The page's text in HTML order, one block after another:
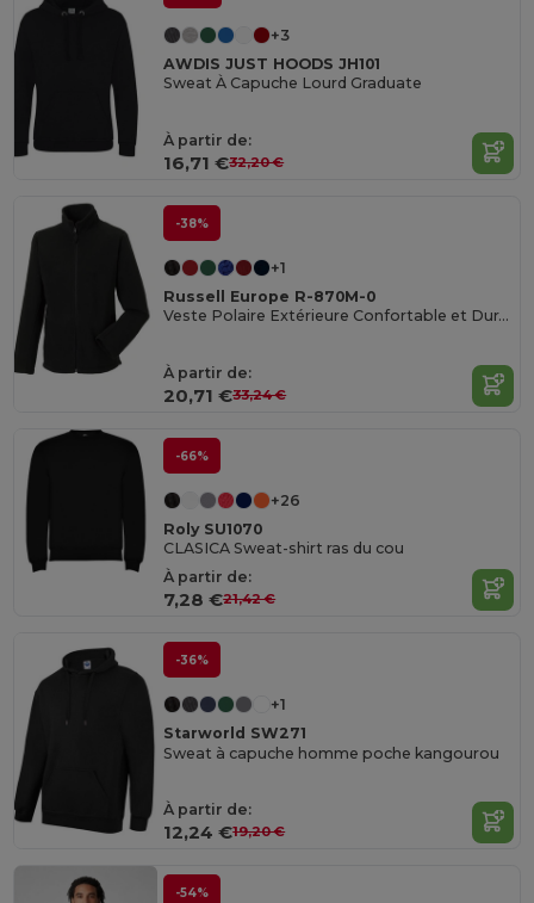
+3
AWDIS JUST HOODS JH101
Sweat À Capuche Lourd Graduate
À partir de:
16,71 €32,20 €
-38%
+1
Russell Europe R-870M-0
Veste Polaire Extérieure Confortable et Durable
À partir de:
20,71 €33,24 €
-66%
+26
Roly SU1070
CLASICA Sweat-shirt ras du cou
À partir de:
7,28 €21,42 €
-36%
+1
Starworld SW271
Sweat à capuche homme poche kangourou
À partir de:
12,24 €19,20 €
-54%